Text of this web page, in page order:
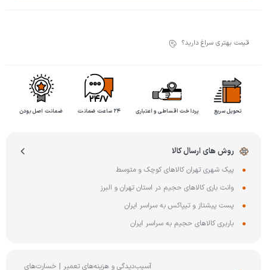
قیمت بهتری سراغ دارید؟
تحویل سریع پرداخت اقساطی و اعتباری ۲۴ ساعت ضمانت ضمانت اصل بودن
روش های ارسال کالا
پیک شهری تهران کالاهای کوچک و متوسط
وانت باری کالاهای حجیم در استان تهران و البرز
پست پیشتاز و تیپاکس به سراسر ایران
باربری کالاهای حجیم به سراسر ایران
آسیب‌دیدگی و هزینه‌های تعمیر | خسارت‌های